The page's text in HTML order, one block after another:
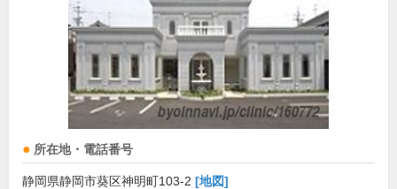
所在地・電話番号
静岡県静岡市葵区神明町103-2 [地図]